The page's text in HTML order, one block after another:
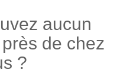
aucun
de chez
?